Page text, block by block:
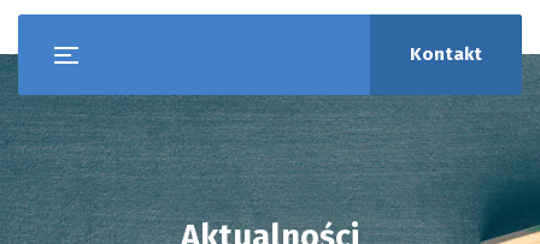
Kontakt